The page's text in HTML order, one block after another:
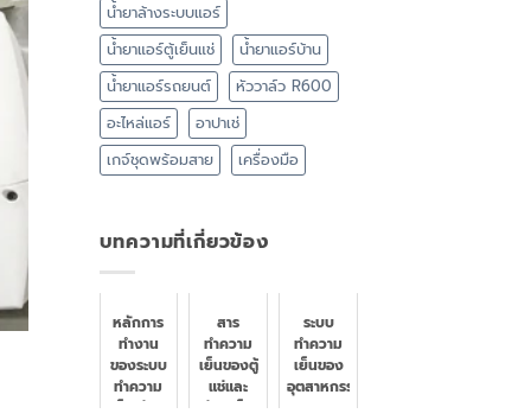
น้ำยาล้างระบบแอร์
น้ำยาแอร์ตู้เย็นแช่
น้ำยาแอร์บ้าน
น้ำยาแอร์รถยนต์
หัววาล์ว R600
อะไหล่แอร์
อาปาเช่
เกจ์ชุดพร้อมสาย
เครื่องมือ
บทความที่เกี่ยวข้อง
หลักการ
ทำงาน
ของระบบ
ทำความ
เย็น ห้อง
สาร
ทำความ
เย็นของตู้
แช่และ
ห้องเย็น
ระบบ
ทำความ
เย็นของ
อุตสาหกรรม